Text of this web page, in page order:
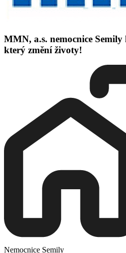
MMN, a.s. nemocnice
který změní životy!
Nemocnice Semily